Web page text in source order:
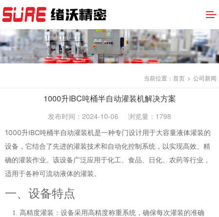
当前位置： 首页 > 公司新闻
1000升IBC吨桶半自动灌装机解决方案
发布时间：2024-10-06 浏览量：1798
1000升IBC吨桶半自动灌装机是一种专门设计用于大容量液体灌装的
设备，它结合了先进的灌装技术和自动化控制系统，以实现高效、精
确的灌装作业。该设备广泛应用于化工、食品、日化、农药等行业，
适用于各种可流动液体的灌装。
一、设备特点
高精度灌装 ：设备采用高精度称重系统，确保每次灌装的准确